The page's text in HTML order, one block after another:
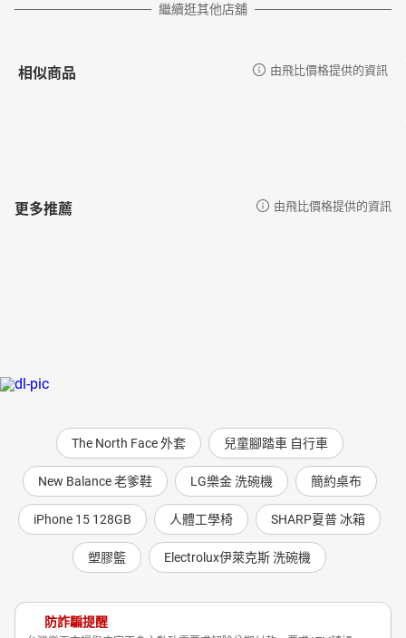
繼續逛其他店舖
相似商品 由飛比價格提供的資訊
更多推薦 由飛比價格提供的資訊
The North Face 外套 兒童腳踏車 自行車
New Balance 老爹鞋 LG樂金 洗碗機 簡約桌布
iPhone 15 128GB 人體工學椅 SHARP夏普 冰箱
塑膠籃 Electrolux伊萊克斯 洗碗機
防詐騙提醒